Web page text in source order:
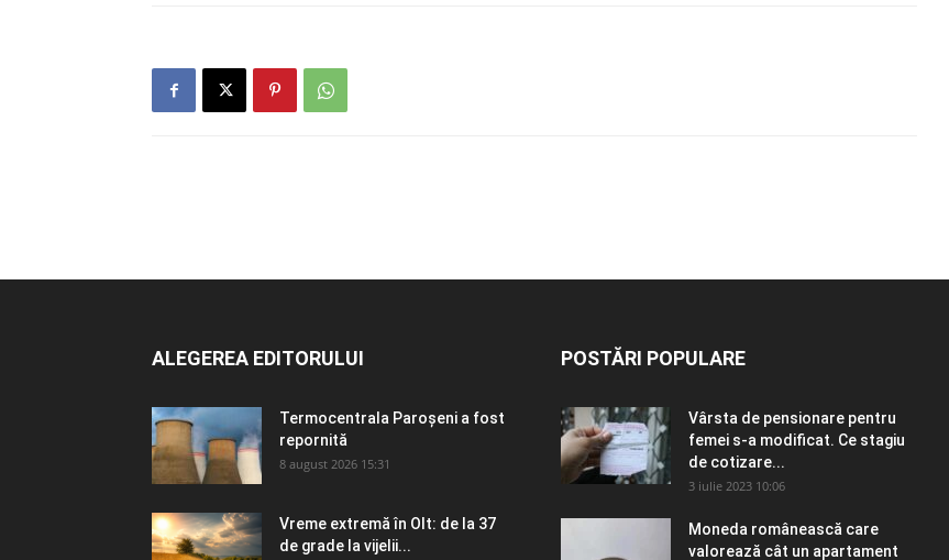
ALEGEREA EDITORULUI
Termocentrala Paroșeni a fost
repornită
8 august 2026 15:31
Vreme extremă în Olt: de la 37
de grade la vijelii...
POSTĂRI POPULARE
Vârsta de pensionare pentru
femei s-a modificat. Ce stagiu
de cotizare...
3 iulie 2023 10:06
Moneda românească care
valorează cât un apartament